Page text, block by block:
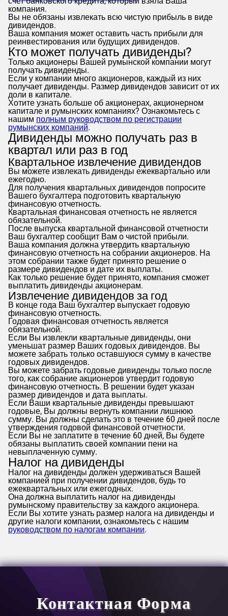
компания.
Вы не обязаны извлекать всю чистую прибыль в виде
дивидендов.
Ваша компания может оставить часть прибыли для
реинвестирования или будущих дивидендов.
Кто может получать дивиденды?
Только акционеры Вашей румынской компании могут
получать дивиденды.
Если у компании много акционеров, каждый из них
получает дивиденды. Размер дивидендов зависит от их
доли в капитале.
Хотите узнать больше об акционерах, акционерном
капитале и румынских компаниях? Ознакомьтесь с
нашим полным руководством по регистрации
румынских компаний.
Дивиденды можно получать раз в
квартал или раз в год
Квартальное извлечение дивидендов
Вы можете извлекать дивиденды ежеквартально или
ежегодно.
Для получения квартальных дивидендов попросите
Вашего бухгалтера подготовить квартальную
финансовую отчетность.
Квартальная финансовая отчетность не является
обязательной.
После выпуска квартальной финансовой отчетности
Ваш бухгалтер сообщит Вам о чистой прибыли.
Ваша компания должна утвердить квартальную
финансовую отчетность на собрании акционеров. На
этом собрании также будет принято решение о
размере дивидендов и дате их выплаты.
Как только решение будет принято, компания сможет
выплатить дивиденды акционерам.
Извлечение дивидендов за год
В конце года Ваш бухгалтер выпускает годовую
финансовую отчетность.
Годовая финансовая отчетность является
обязательной.
Если Вы извлекли квартальные дивиденды, они
уменьшат размер Ваших годовых дивидендов. Вы
можете забрать только оставшуюся сумму в качестве
годовых дивидендов.
Вы можете забрать годовые дивиденды только после
того, как собрание акционеров утвердит годовую
финансовую отчетность. В решении будет указан
размер дивидендов и дата выплаты.
Если Ваши квартальные дивиденды превышают
годовые, Вы должны вернуть компании лишнюю
сумму. Вы должны сделать это в течение 60 дней после
утверждения годовой финансовой отчетности.
Если Вы не заплатите в течение 60 дней, Вы будете
обязаны выплатить своей компании пени на
невыплаченную сумму.
Налог на дивиденды
Налог на дивиденды должен удерживаться Вашей
компанией при получении дивидендов, будь то
ежеквартальных или ежегодных.
Она должна выплатить налог на дивиденды
румынскому правительству за каждого акционера.
Если Вы хотите узнать размер налога на дивиденды и
другие налоги компании, ознакомьтесь с нашим
руководством по налогам компании.
Контактная Форма